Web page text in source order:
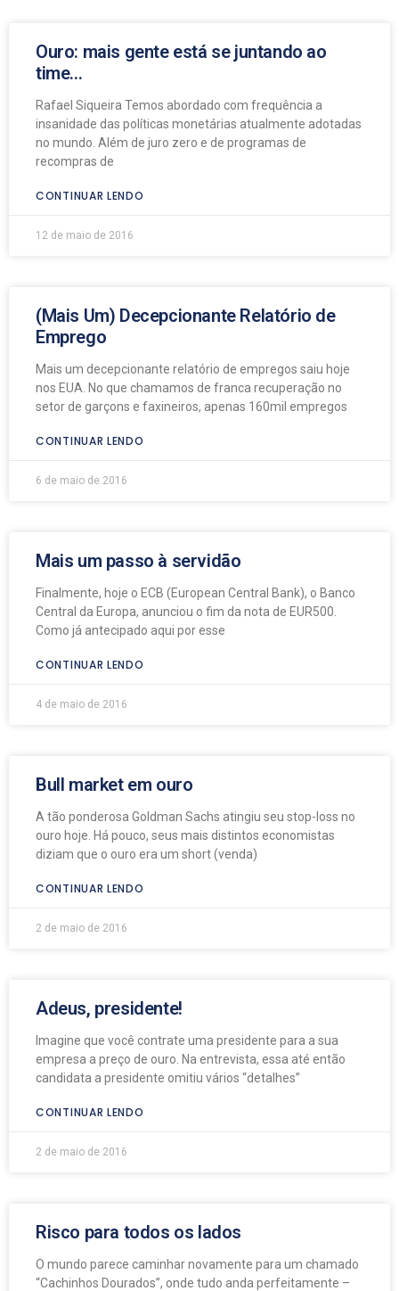
Ouro: mais gente está se juntando ao
time…
Rafael Siqueira Temos abordado com frequência a
insanidade das políticas monetárias atualmente adotadas
no mundo. Além de juro zero e de programas de
recompras de
CONTINUAR LENDO
12 de maio de 2016
(Mais Um) Decepcionante Relatório de
Emprego
Mais um decepcionante relatório de empregos saiu hoje
nos EUA. No que chamamos de franca recuperação no
setor de garçons e faxineiros, apenas 160mil empregos
CONTINUAR LENDO
6 de maio de 2016
Mais um passo à servidão
Finalmente, hoje o ECB (European Central Bank), o Banco
Central da Europa, anunciou o fim da nota de EUR500.
Como já antecipado aqui por esse
CONTINUAR LENDO
4 de maio de 2016
Bull market em ouro
A tão ponderosa Goldman Sachs atingiu seu stop-loss no
ouro hoje. Há pouco, seus mais distintos economistas
diziam que o ouro era um short (venda)
CONTINUAR LENDO
2 de maio de 2016
Adeus, presidente!
Imagine que você contrate uma presidente para a sua
empresa a preço de ouro. Na entrevista, essa até então
candidata a presidente omitiu vários “detalhes”
CONTINUAR LENDO
2 de maio de 2016
Risco para todos os lados
O mundo parece caminhar novamente para um chamado
“Cachinhos Dourados”, onde tudo anda perfeitamente –